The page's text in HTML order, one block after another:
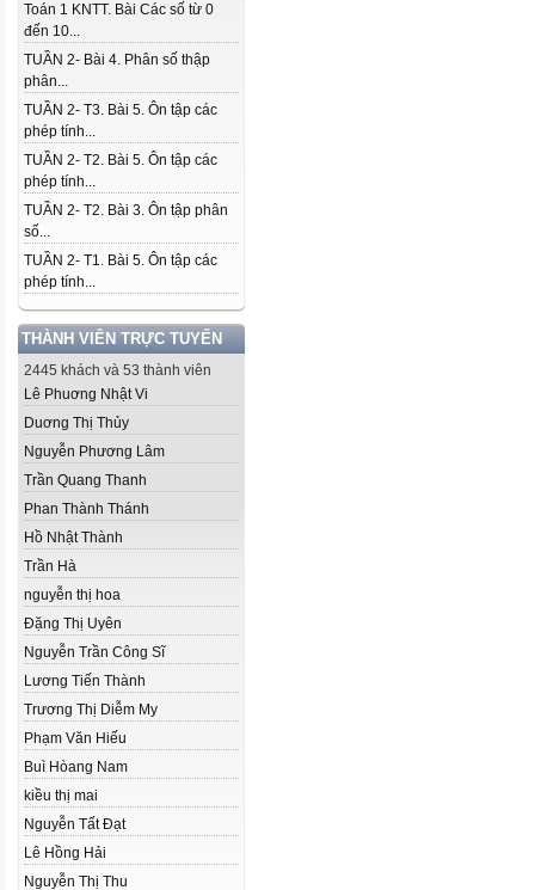
Toán 1 KNTT. Bài Các số từ 0
đến 10...
TUẦN 2- Bài 4. Phân số thập
phân...
TUẦN 2- T3. Bài 5. Ôn tập các
phép tính...
TUẦN 2- T2. Bài 5. Ôn tập các
phép tính...
TUẦN 2- T2. Bài 3. Ôn tập phân
số...
TUẦN 2- T1. Bài 5. Ôn tập các
phép tính...
THÀNH VIÊN TRỰC TUYẾN
2445 khách và 53 thành viên
Lê Phuơng Nhật Vi
Duơng Thị Thủy
Nguyễn Phương Lâm
Trần Quang Thanh
Phan Thành Thánh
Hồ Nhật Thành
Trần Hà
nguyễn thị hoa
Đặng Thị Uyên
Nguyễn Trần Công Sĩ
Lương Tiến Thành
Trương Thị Diễm My
Phạm Văn Hiếu
Buì Hòang Nam
kiều thị mai
Nguyễn Tất Đạt
Lê Hồng Hải
Nguyễn Thị Thu